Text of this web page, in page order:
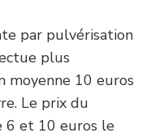
par pulvérisation
plus
moyenne 10 euros
Le prix du
6 et 10 euros le